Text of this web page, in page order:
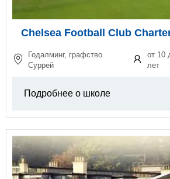
Chelsea Football Club
Годалминг, графство
Суррей
от 10
лет
Подробнее о школе